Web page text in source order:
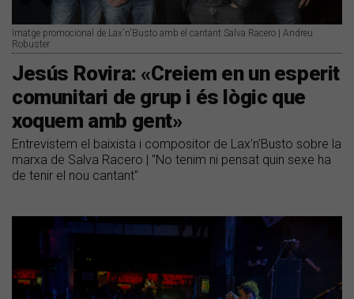
Imatge promocional de Lax'n'Busto amb el cantant Salva Racero | Andreu
Robuster
Jesús Rovira: «Creiem en un esperit
comunitari de grup i és lògic que
xoquem amb gent»
Entrevistem el baixista i compositor de Lax'n'Busto sobre la
marxa de Salva Racero | "No tenim ni pensat quin sexe ha
de tenir el nou cantant"